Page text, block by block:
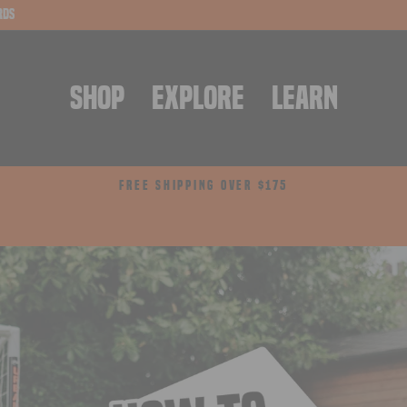
SHOP EXPLORE LEARN
FREE SHIPPING OVER $175